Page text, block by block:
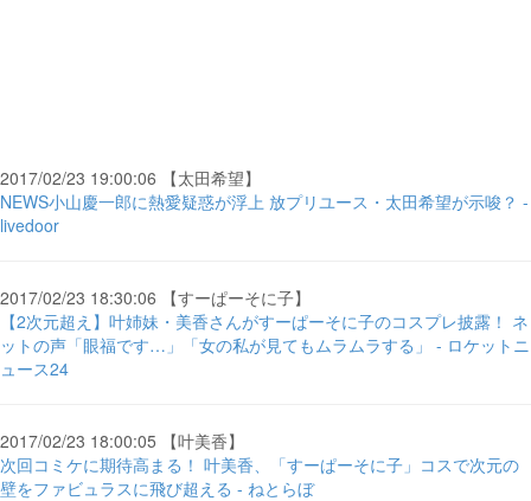
2017/02/23 19:00:06 【太田希望】
NEWS小山慶一郎に熱愛疑惑が浮上 放プリユース・太田希望が示唆？ -
livedoor
2017/02/23 18:30:06 【すーぱーそに子】
【2次元超え】叶姉妹・美香さんがすーぱーそに子のコスプレ披露！ ネ
ットの声「眼福です…」「女の私が見てもムラムラする」 - ロケットニ
ュース24
2017/02/23 18:00:05 【叶美香】
次回コミケに期待高まる！ 叶美香、「すーぱーそに子」コスで次元の
壁をファビュラスに飛び超える - ねとらぼ